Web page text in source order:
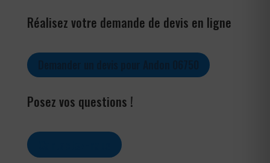
Réalisez votre demande de devis en ligne
Posez vos questions !